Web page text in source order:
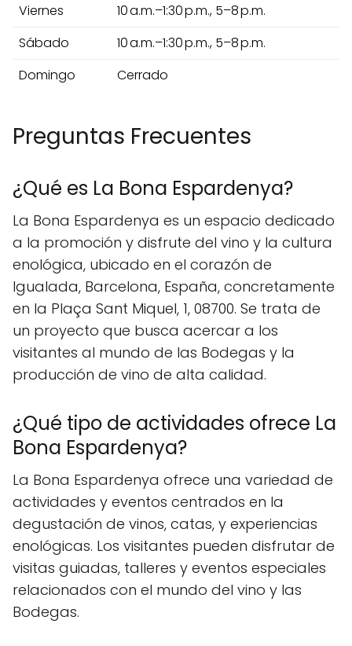
Viernes
10 a.m.–1:30 p.m., 5–8 p.m.
Sábado
10 a.m.–1:30 p.m., 5–8 p.m.
Domingo
Cerrado
Preguntas Frecuentes
¿Qué es La Bona Espardenya?
La Bona Espardenya es un espacio dedicado
a la promoción y disfrute del vino y la cultura
enológica, ubicado en el corazón de
Igualada, Barcelona, España, concretamente
en la Plaça Sant Miquel, 1, 08700. Se trata de
un proyecto que busca acercar a los
visitantes al mundo de las Bodegas y la
producción de vino de alta calidad.
¿Qué tipo de actividades ofrece La
Bona Espardenya?
La Bona Espardenya ofrece una variedad de
actividades y eventos centrados en la
degustación de vinos, catas, y experiencias
enológicas. Los visitantes pueden disfrutar de
visitas guiadas, talleres y eventos especiales
relacionados con el mundo del vino y las
Bodegas.